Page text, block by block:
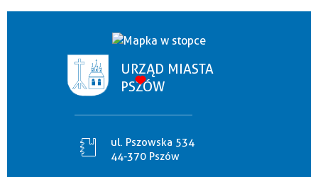
URZĄD MIASTA
PSZÓW
ul. Pszowska 534
44-370 Pszów